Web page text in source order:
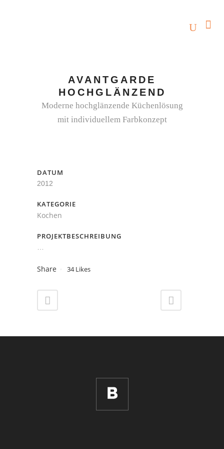
AVANTGARDE
HOCHGLÄNZEND
Moderne hochglänzende Küchenlösung
mit individuellem Farbkonzept
DATUM
2012
KATEGORIE
Kochen
PROJEKTBESCHREIBUNG
Share 34Likes